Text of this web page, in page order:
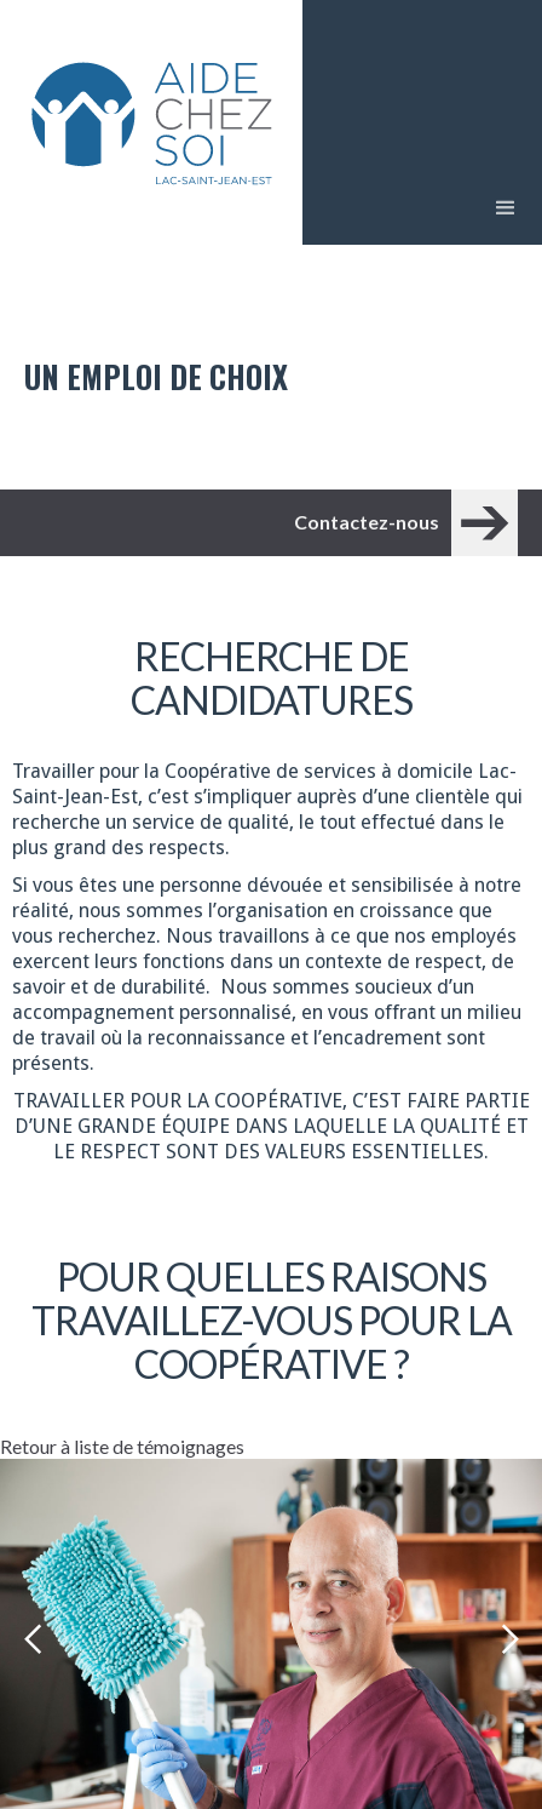
UN EMPLOI DE CHOIX
Contactez-nous
RECHERCHE DE
CANDIDATURES
Travailler pour la Coopérative de services à domicile Lac-
Saint-Jean-Est, c’est s’impliquer auprès d’une clientèle qui
recherche un service de qualité, le tout effectué dans le
plus grand des respects.
Si vous êtes une personne dévouée et sensibilisée à notre
réalité, nous sommes l’organisation en croissance que
vous recherchez. Nous travaillons à ce que nos employés
exercent leurs fonctions dans un contexte de respect, de
savoir et de durabilité. Nous sommes soucieux d’un
accompagnement personnalisé, en vous offrant un milieu
de travail où la reconnaissance et l’encadrement sont
présents.
TRAVAILLER POUR LA COOPÉRATIVE, C’EST FAIRE PARTIE
D’UNE GRANDE ÉQUIPE DANS LAQUELLE LA QUALITÉ ET
LE RESPECT SONT DES VALEURS ESSENTIELLES.
POUR QUELLES RAISONS
TRAVAILLEZ-VOUS POUR LA
COOPÉRATIVE ?
Retour à liste de témoignages